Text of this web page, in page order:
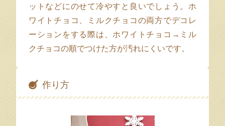
ットなどにのせて冷やすと良いでしょう。ホ
ワイトチョコ、ミルクチョコの両方でデコレ
ーションをする際は、ホワイトチョコ→ミル
クチョコの順でつけた方が汚れにくいです。
作り方